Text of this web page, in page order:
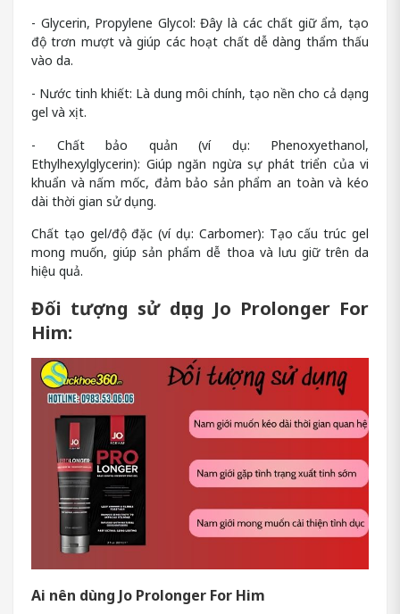
- Glycerin, Propylene Glycol: Đây là các chất giữ ẩm, tạo
độ trơn mượt và giúp các hoạt chất dễ dàng thẩm thấu
vào da.
- Nước tinh khiết: Là dung môi chính, tạo nền cho cả dạng
gel và xịt.
- Chất bảo quản (ví dụ: Phenoxyethanol,
Ethylhexylglycerin): Giúp ngăn ngừa sự phát triển của vi
khuẩn và nấm mốc, đảm bảo sản phẩm an toàn và kéo
dài thời gian sử dụng.
Chất tạo gel/độ đặc (ví dụ: Carbomer): Tạo cấu trúc gel
mong muốn, giúp sản phẩm dễ thoa và lưu giữ trên da
hiệu quả.
Đối tượng sử dụng Jo Prolonger For
Him:
Ai nên dùng Jo Prolonger For Him